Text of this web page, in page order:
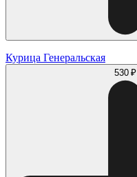
Курица Генеральская
530 ₽